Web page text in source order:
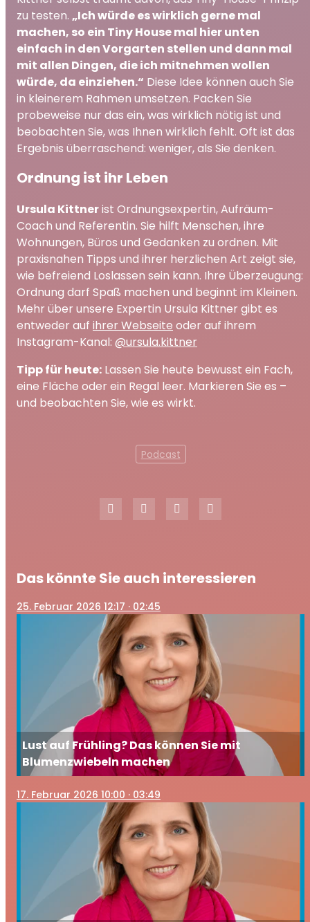
zu testen. „Ich würde es wirklich gerne mal
machen, so ein Tiny House mal hier unten
einfach in den Vorgarten stellen und dann mal
mit allen Dingen, die ich mitnehmen wollen
würde, da einziehen.“ Diese Idee können auch Sie
in kleinerem Rahmen umsetzen. Packen Sie
probeweise nur das ein, was wirklich nötig ist und
beobachten Sie, was Ihnen wirklich fehlt. Oft ist das
Ergebnis überraschend: weniger, als Sie denken.
Ordnung ist ihr Leben
Ursula Kittnerist Ordnungsexpertin, Aufräum-
Coach und Referentin. Sie hilft Menschen, ihre
Wohnungen, Büros und Gedanken zu ordnen. Mit
praxisnahen Tipps und ihrer herzlichen Art zeigt sie,
wie befreiend Loslassen sein kann. Ihre Überzeugung:
Ordnung darf Spaß machen und beginnt im Kleinen.
Mehr über unsere Expertin Ursula Kittner gibt es
entweder auf ihrer Webseite oder auf ihrem
Instagram-Kanal: @ursula.kittner
Tipp für heute: Lassen Sie heute bewusst ein Fach,
eine Fläche oder ein Regal leer. Markieren Sie es –
und beobachten Sie, wie es wirkt.
Podcast
Das könnte Sie auch interessieren
25. Februar 2026 12:17 · 02:45
Lust auf Frühling? Das können Sie mit
Blumenzwiebeln machen
17. Februar 2026 10:00 · 03:49